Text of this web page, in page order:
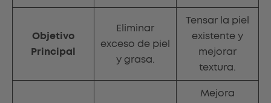
Objetivo
Principal
Eliminar
exceso de piel
y grasa.
Tensar la piel
existente y
mejorar
textura.
Mejora